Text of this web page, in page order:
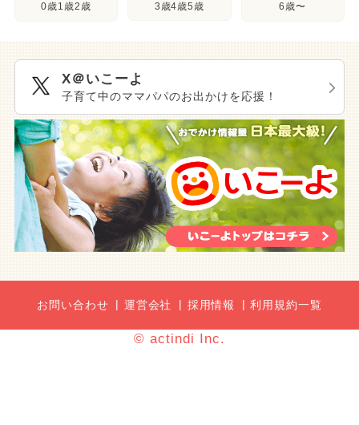
0歳1歳2歳 3歳4歳5歳 6歳〜
X＠いこーよ
子育て中のママパパのお出かけを応援！
お問い合わせ 運営会社 採用情報 利用規約一覧
© actindi Inc.